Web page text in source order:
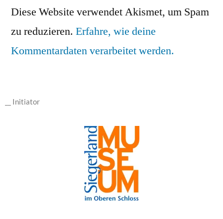
Diese Website verwendet Akismet, um Spam
zu reduzieren. Erfahre, wie deine
Kommentardaten verarbeitet werden.
__ Initiator